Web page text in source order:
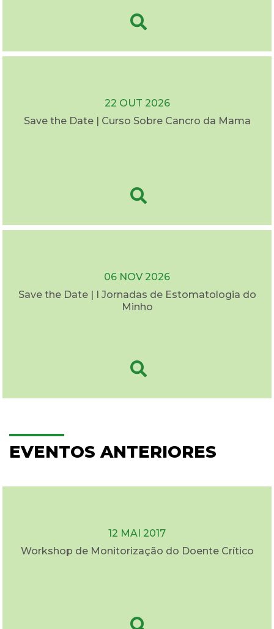
22 OUT 2026
Save the Date | Curso Sobre Cancro da Mama
06 NOV 2026
Save the Date | I Jornadas de Estomatologia do
Minho
EVENTOS ANTERIORES
12 MAI 2017
Workshop de Monitorização do Doente Crítico